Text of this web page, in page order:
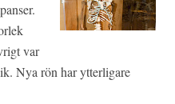
var
Nya rön har ytterligare